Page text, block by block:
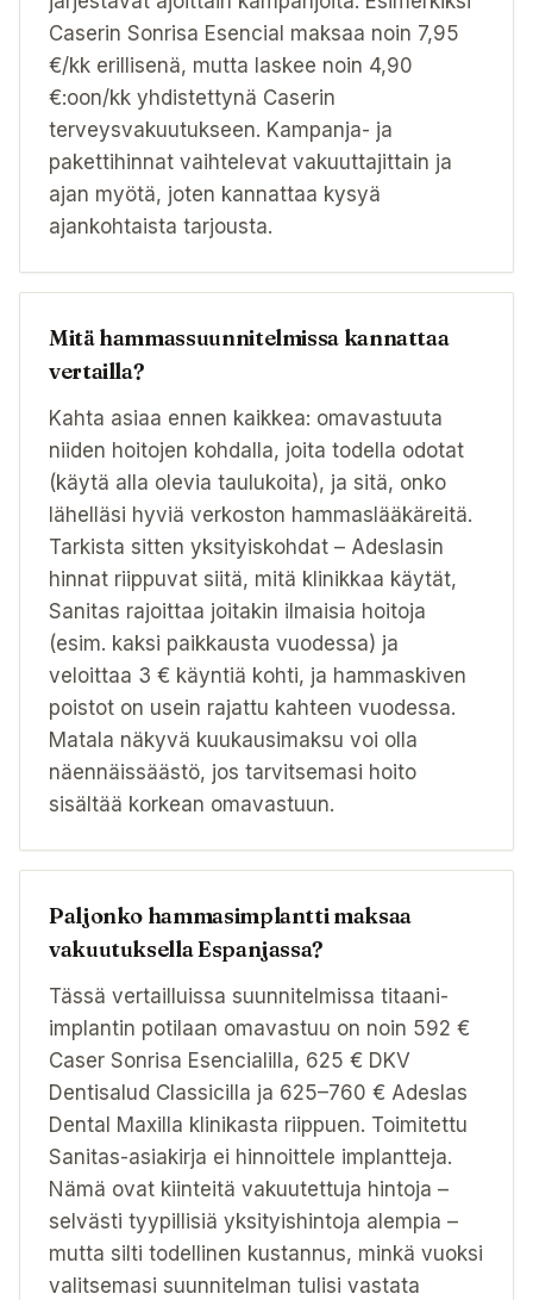
Caserin Sonrisa Esencial maksaa noin 7,95
€/kk erillisenä, mutta laskee noin 4,90
€:oon/kk yhdistettynä Caserin
terveysvakuutukseen. Kampanja- ja
pakettihinnat vaihtelevat vakuuttajittain ja
ajan myötä, joten kannattaa kysyä
ajankohtaista tarjousta.
Mitä hammassuunnitelmissa kannattaa
vertailla?
Kahta asiaa ennen kaikkea: omavastuuta
niiden hoitojen kohdalla, joita todella odotat
(käytä alla olevia taulukoita), ja sitä, onko
lähelläsi hyviä verkoston hammaslääkäreitä.
Tarkista sitten yksityiskohdat – Adeslasin
hinnat riippuvat siitä, mitä klinikkaa käytät,
Sanitas rajoittaa joitakin ilmaisia hoitoja
(esim. kaksi paikkausta vuodessa) ja
veloittaa 3 € käyntiä kohti, ja hammaskiven
poistot on usein rajattu kahteen vuodessa.
Matala näkyvä kuukausimaksu voi olla
näennäissäästö, jos tarvitsemasi hoito
sisältää korkean omavastuun.
Paljonko hammasimplantti maksaa
vakuutuksella Espanjassa?
Tässä vertailluissa suunnitelmissa titaani-
implantin potilaan omavastuu on noin 592 €
Caser Sonrisa Esencialilla, 625 € DKV
Dentisalud Classicilla ja 625–760 € Adeslas
Dental Maxilla klinikasta riippuen. Toimitettu
Sanitas-asiakirja ei hinnoittele implantteja.
Nämä ovat kiinteitä vakuutettuja hintoja –
selvästi tyypillisiä yksityishintoja alempia –
mutta silti todellinen kustannus, minkä vuoksi
valitsemasi suunnitelman tulisi vastata